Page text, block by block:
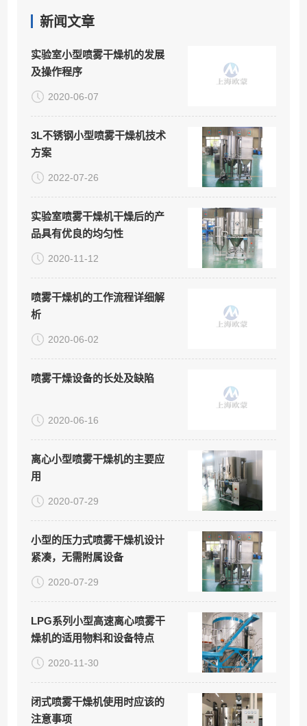
新闻文章
实验室小型喷雾干燥机的发展
及操作程序
2020-06-07
3L不锈钢小型喷雾干燥机技术
方案
2022-07-26
实验室喷雾干燥机干燥后的产
品具有优良的均匀性
2020-11-12
喷雾干燥机的工作流程详细解
析
2020-06-02
喷雾干燥设备的长处及缺陷
2020-06-16
离心小型喷雾干燥机的主要应
用
2020-07-29
小型的压力式喷雾干燥机设计
紧凑，无需附属设备
2020-07-29
LPG系列小型高速离心喷雾干
燥机的适用物料和设备特点
2020-11-30
闭式喷雾干燥机使用时应该的
注意事项